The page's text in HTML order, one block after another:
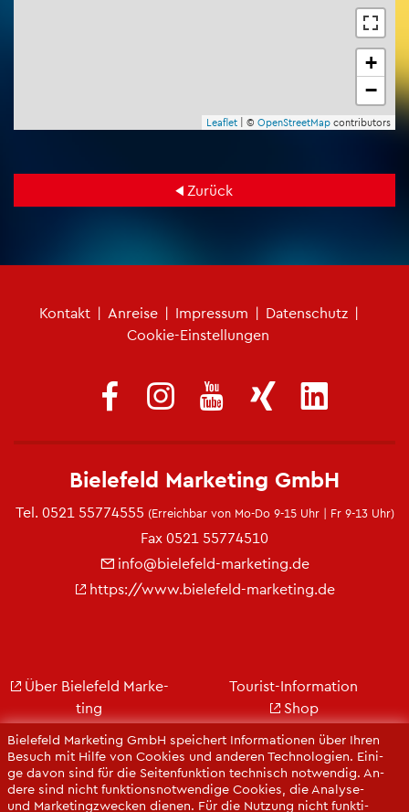
+
−
Leaf­let | © Open­Street­Map con­tri­bu­tors
Zu­rück
Kon­takt | An­rei­se | Im­pres­sum | Da­ten­schutz |
Coo­kie-Ein­stel­lun­gen
Bie­le­feld Mar­ke­ting GmbH spei­chert In­for­ma­tio­nen über Ihren
Be­such mit Hilfe von Coo­kies und an­de­ren Tech­no­lo­gi­en. Ei­ni­
ge davon sind für die Sei­ten­funk­ti­on tech­nisch not­wen­dig. An­
de­re sind nicht funk­ti­ons­not­wen­di­ge Coo­kies, die Ana­ly­se-
und Mar­ke­ting­zwe­cken die­nen. Für die Nut­zung nicht funk­ti­
Bie­le­feld Mar­ke­ting GmbH
Tel. 0521 55774555 (Er­reich­bar von Mo-Do 9-15 Uhr | Fr 9-13 Uhr)
Fax 0521 55774510
info@​bielefeld-​marketing.​de
https://​www.​bielefeld-​marketing.​de
Über Bie­le­feld Mar­ke­
ting
Jobs
Kon­takt
Ge­schäfts­be­richt
Pres­se
Tou­rist-In­for­ma­ti­on
Shop
City Bie­le­feld
Bie­le­feld-Gut­schein
Web­cams